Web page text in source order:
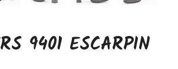
9401 ESCARPIN